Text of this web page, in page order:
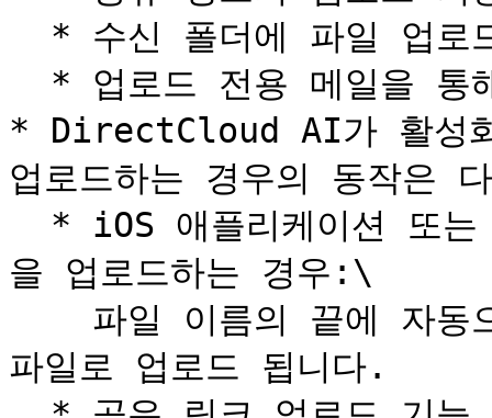
* DirectCloud AI가 활성화
업로드하는 경우의 동작은
을 업로드하는 경우:\
파일로 업로드 됩니다.